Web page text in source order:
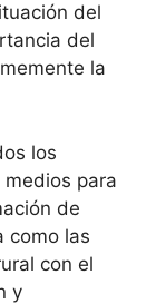
del
del
la
los
para
de
como las
con el
y